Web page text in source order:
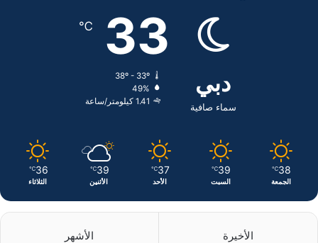
و
د
ن
دبي
سماء صافية
33
℃
38º - 33º
49%
1.41 كيلومتر/ساعة
38
℃
الجمعة
39
℃
السبت
37
℃
الأحد
39
℃
الأثنين
36
℃
الثلاثاء
الأخيرة الأشهر